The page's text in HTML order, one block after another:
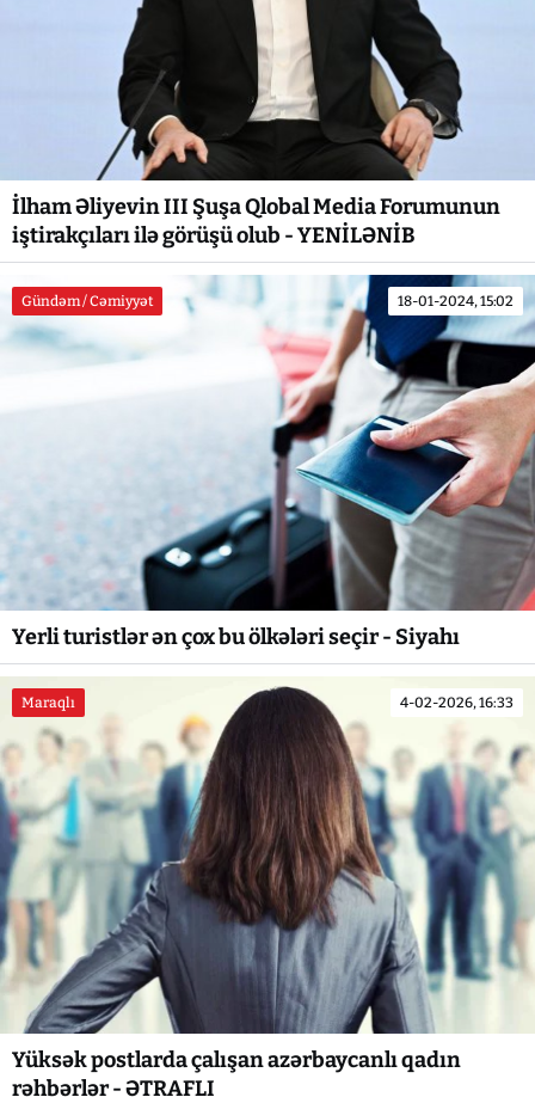
İlham Əliyevin III Şuşa Qlobal Media Forumunun
iştirakçıları ilə görüşü olub - YENİLƏNİB
Gündəm / Cəmiyyət 18-01-2024, 15:02
Yerli turistlər ən çox bu ölkələri seçir - Siyahı
Maraqlı 4-02-2026, 16:33
Yüksək postlarda çalışan azərbaycanlı qadın
rəhbərlər - ƏTRAFLI